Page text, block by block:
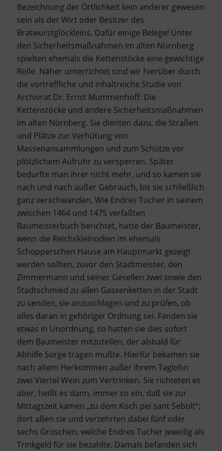
Bezeichnung der Örtlichkeit kein anderer gewesen
sein als der Wirt oder Besitzer des
Bratwurstglöckleins. Dafür einige Belege! Unter
den Sicherheitsmaßnahmen im alten Nürnberg
spielten ehemals die Kettenstöcke eine gewichtige
Rolle. Näher unterrichtet sind wir hierüber durch
die vortreffliche und inhaltreiche Studie von
Archivrat Dr. Ernst Mummenhoff: Die
Kettenstöcke und andere Sicherheitsmaßnahmen
im alten Nürnberg. Sie dienten dazu, die Straßen
und Plätze zur Verhütung von
Massenansammlungen und zum Schütze vor
plötzlichem Aufruhr zu versperren. Später
bedurfte man ihrer nicht mehr, und so kamen sie
nach und nach außer Gebrauch, bis sie schließlich
ganz verschwanden. Wie Endres Tucher in seinem
zwischen 1464 und 1475 verfaßten
Baumeisterbuch berichtet, hatte der Baumeister,
wenn die Reichskleinodien im ehemals
Schopperschen Hause am Hauptmarkt gezeigt
werden sollten, zuvor den Stadtmeister, den
Zimmermann und seiner Gesellen zwei sowie den
Stadtschmied zu allen Gassenketten in der Stadt
zu senden, sie anzuschlagen und zu prüfen, ob
alles daran in gehöriger Ordnung sei. Fanden sie
etwas in Unordnung, so hatten sie dies sofort
dem Baumeister mitzuteilen, der alsbald für
Abhilfe Sorge tragen mußte. Hierfür bekamen sie
nach altem Herkommen außer ihrem Taglohn
zwei Viertel Wein zum Vertrinken. Sie richteten es
aber, heißt es dann, immer so ein, daß sie zur
Mittagszeit kamen „zu dem Koch pei sant Sebolt“;
dort aßen sie und verzehrten dabei fünf oder
sechs Groschen, welche Endres Tucher jeweilig als
Trinkgeld für sie bezahlte. Damals befanden sich